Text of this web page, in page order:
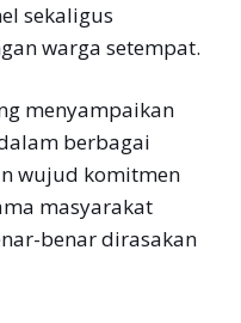
sekaligus
warga setempat.
menyampaikan
berbagai
wujud komitmen
masyarakat
benar dirasakan